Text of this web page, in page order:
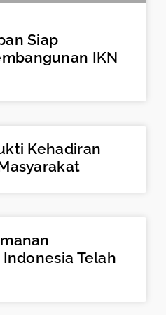
Siap
IKN
Kehadiran
Telah